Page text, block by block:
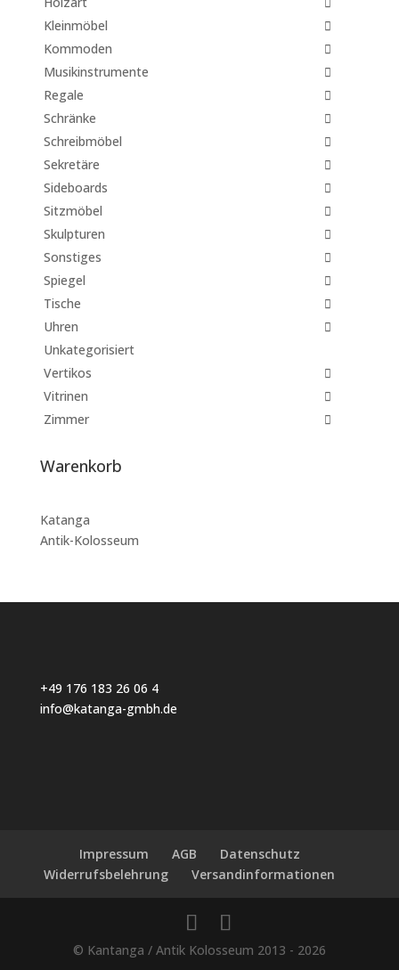
Kleinmöbel
Kommoden
Musikinstrumente
Regale
Schränke
Schreibmöbel
Sekretäre
Sideboards
Sitzmöbel
Skulpturen
Sonstiges
Spiegel
Tische
Uhren
Unkategorisiert
Vertikos
Vitrinen
Zimmer
Warenkorb
Katanga
Antik-Kolosseum
+49 176 183 26 06 4
info@katanga-gmbh.de
Impressum AGB
Datenschutz
Widerrufsbelehrung
Versandinformationen
© Kantanga / Antik Kolosseum 2013 - 2026